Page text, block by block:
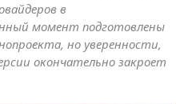
в
момент подготовлены
но уверенности,
окончательно закроет